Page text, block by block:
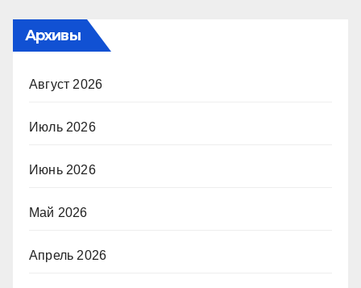
Архивы
Август 2026
Июль 2026
Июнь 2026
Май 2026
Апрель 2026